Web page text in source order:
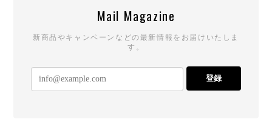
Mail Magazine
新商品やキャンペーンなどの最新情報をお届けいたしま
す。
登録